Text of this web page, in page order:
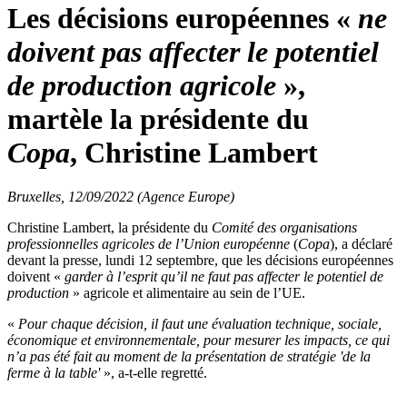
Les décisions européennes « ne
doivent pas affecter le potentiel
de production agricole »,
martèle la présidente du
Copa, Christine Lambert
Bruxelles, 12/09/2022 (Agence Europe)
Christine Lambert, la présidente du Comité des organisations
professionnelles agricoles de l’Union européenne (Copa), a déclaré
devant la presse, lundi 12 septembre, que les décisions européennes
doivent « garder à l’esprit qu’il ne faut pas affecter le potentiel de
production » agricole et alimentaire au sein de l’UE.
« Pour chaque décision, il faut une évaluation technique, sociale,
économique et environnementale, pour mesurer les impacts, ce qui
n’a pas été fait au moment de la présentation de stratégie 'de la
ferme à la table'», a-t-elle regretté.